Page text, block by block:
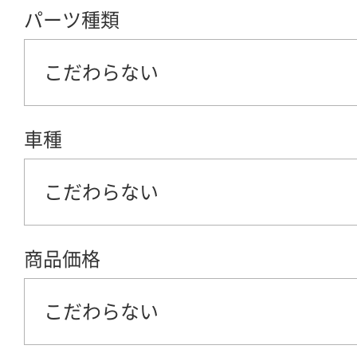
パーツ種類
こだわらない
車種
こだわらない
商品価格
こだわらない